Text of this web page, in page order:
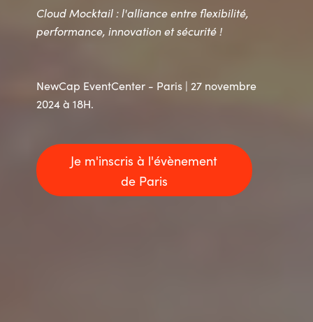
Cloud Mocktail : l'alliance entre flexibilité,
performance, innovation et sécurité !
NewCap EventCenter - Paris | 27 novembre
2024 à 18H.
Je m'inscris à l'évènement
de Paris